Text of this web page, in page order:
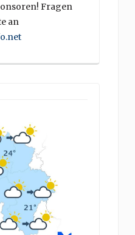
Fragen
an